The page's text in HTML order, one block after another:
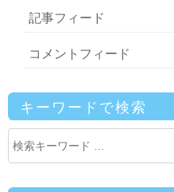
記事フィード
コメントフィード
キーワードで検索